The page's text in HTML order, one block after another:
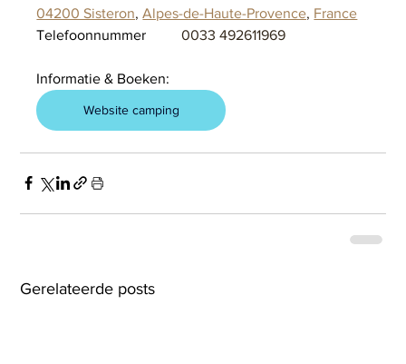
04200 Sisteron, Alpes-de-Haute-Provence, France
Telefoonnummer 0033 492611969
Informatie & Boeken:
Website camping
Gerelateerde posts